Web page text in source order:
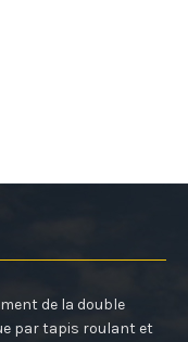
de la double
par tapis roulant et